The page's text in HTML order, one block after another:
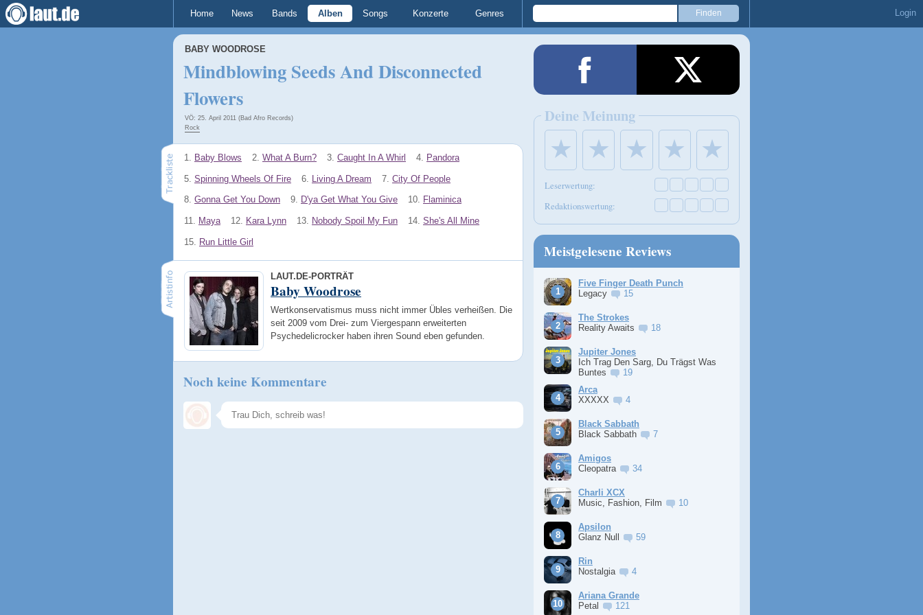
Home News Bands Alben Songs Konzerte Genres Login
BABY WOODROSE
Mindblowing Seeds And Disconnected
Flowers
VÖ: 25. April 2011 (Bad Afro Records)
Rock
1. Baby Blows 2. What A Burn? 3. Caught In A Whirl 4. Pandora
5. Spinning Wheels Of Fire 6. Living A Dream 7. City Of People
8. Gonna Get You Down 9. D'ya Get What You Give 10. Flaminica
11. Maya 12. Kara Lynn 13. Nobody Spoil My Fun 14. She's All Mine
15. Run Little Girl
LAUT.DE-PORTRÄT
Baby Woodrose
Wertkonservatismus muss nicht immer Übles verheißen. Die
seit 2009 vom Drei- zum Viergespann erweiterten
Psychedelicrocker haben ihren Sound eben gefunden.
Noch keine Kommentare
Deine Meinung
★ ★ ★ ★ ★
Leserwertung:
Redaktionswertung:
Meistgelesene Reviews
Five Finger Death Punch
Legacy
15
The Strokes
Reality Awaits
18
Jupiter Jones
Ich Trag Den Sarg, Du Trägst Was
Buntes
19
Arca
XXXXX
4
Black Sabbath
Black Sabbath
7
Amigos
Cleopatra
34
Charli XCX
Music, Fashion, Film
10
Apsilon
Glanz Null
59
Rin
Nostalgia
4
Ariana Grande
Petal
121